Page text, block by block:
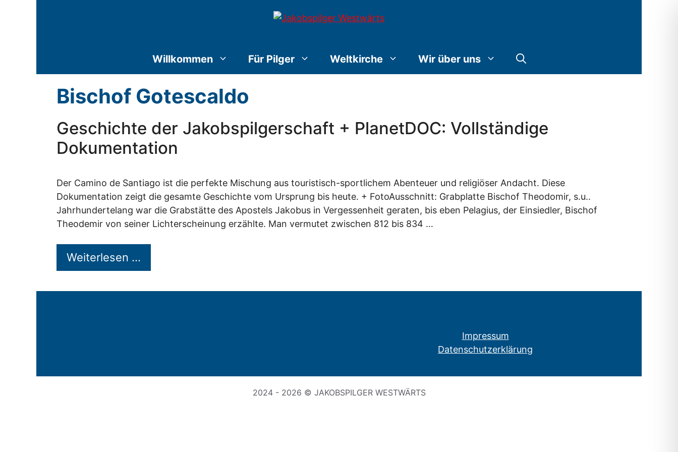
Willkommen Für Pilger Weltkirche Wir über uns
Bischof Gotescaldo
Geschichte der Jakobspilgerschaft + PlanetDOC: Vollständige
Dokumentation
Der Camino de Santiago ist die perfekte Mischung aus touristisch-sportlichem Abenteuer und religiöser Andacht. Diese
Dokumentation zeigt die gesamte Geschichte vom Ursprung bis heute. + FotoAusschnitt: Grabplatte Bischof Theodomir, s.u..
Jahrhundertelang war die Grabstätte des Apostels Jakobus in Vergessenheit geraten, bis eben Pelagius, der Einsiedler, Bischof
Theodemir von seiner Lichterscheinung erzählte. Man vermutet zwischen 812 bis 834 …
Weiterlesen …
Impressum
Datenschutzerklärung
2024 - 2026 © JAKOBSPILGER WESTWÄRTS